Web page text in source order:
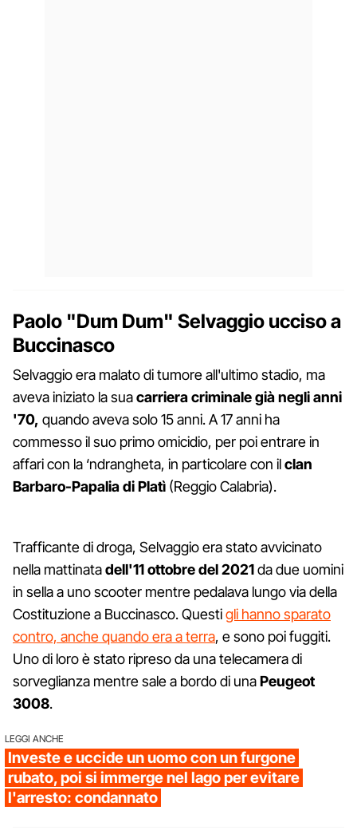
Paolo "Dum Dum" Selvaggio ucciso a
Buccinasco
Selvaggio era malato di tumore all'ultimo stadio, ma
aveva iniziato la suacarriera criminale già negli anni
'70, quando aveva solo 15 anni. A 17 anni ha
commesso il suo primo omicidio, per poi entrare in
affari con la ‘ndrangheta, in particolare con ilclan
Barbaro-Papalia di Platì (Reggio Calabria).
Trafficante di droga, Selvaggio era stato avvicinato
nella mattinatadell'11 ottobre del 2021da due uomini
in sella a uno scooter mentre pedalava lungo via della
Costituzione a Buccinasco. Questigli hanno sparato
contro, anche quando era a terra, e sono poi fuggiti.
Uno di loro è stato ripreso da una telecamera di
sorveglianza mentre sale a bordo di unaPeugeot
3008.
LEGGI ANCHE
Investe e uccide un uomo con un furgone
rubato, poi si immerge nel lago per evitare
l'arresto: condannato